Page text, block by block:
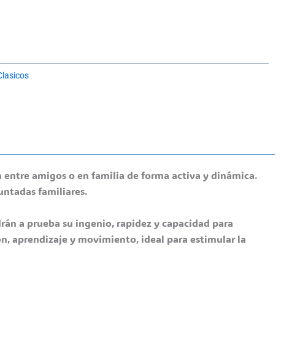
entre amigos o en familia de forma activa y dinámica.
familiares.
a prueba su ingenio, rapidez y capacidad para
aprendizaje y movimiento, ideal para estimular la